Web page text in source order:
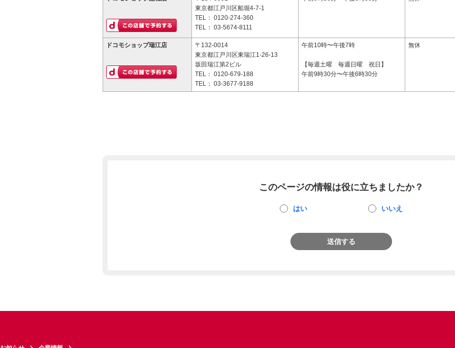
東京都江戸川区船堀4-7-1
TEL： 0120-274-360
TEL： 03-5674-8111
ドコモショップ瑞江店
〒132-0014
東京都江戸川区東瑞江1-26-13
坂田瑞江第2ビル
TEL： 0120-679-188
TEL： 03-3677-9188
午前10時〜午後7時
【毎週土曜 毎週日曜 祝日】
午前9時30分〜午後6時30分
無休
このページの情報は役に立ちましたか？
はい いいえ
送信する